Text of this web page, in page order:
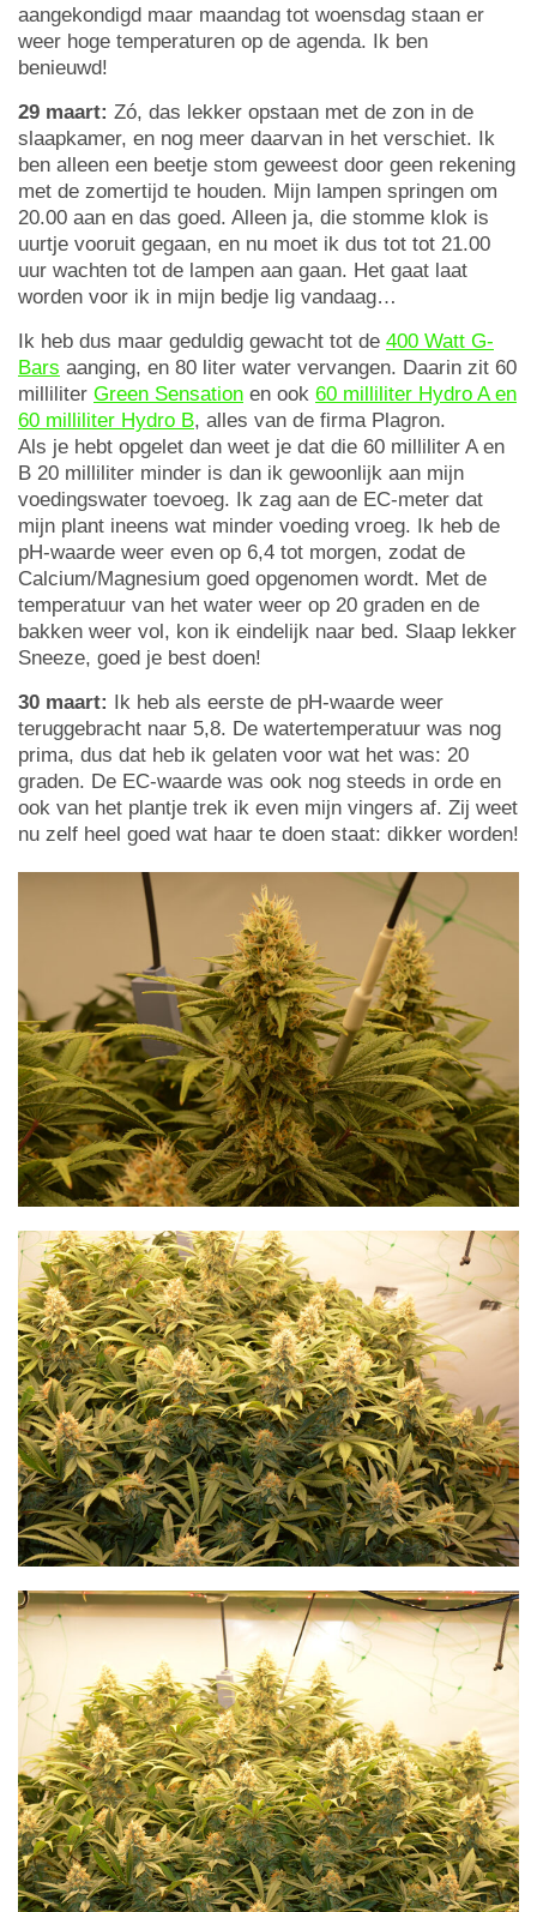
aangekondigd maar maandag tot woensdag staan er
weer hoge temperaturen op de agenda. Ik ben
benieuwd!
29 maart: Zó, das lekker opstaan met de zon in de
slaapkamer, en nog meer daarvan in het verschiet. Ik
ben alleen een beetje stom geweest door geen rekening
met de zomertijd te houden. Mijn lampen springen om
20.00 aan en das goed. Alleen ja, die stomme klok is
uurtje vooruit gegaan, en nu moet ik dus tot tot 21.00
uur wachten tot de lampen aan gaan. Het gaat laat
worden voor ik in mijn bedje lig vandaag…
Ik heb dus maar geduldig gewacht tot de 400 Watt G-
Bars aanging, en 80 liter water vervangen. Daarin zit 60
milliliter Green Sensation en ook 60 milliliter Hydro A en
60 milliliter Hydro B, alles van de firma Plagron.
Als je hebt opgelet dan weet je dat die 60 milliliter A en
B 20 milliliter minder is dan ik gewoonlijk aan mijn
voedingswater toevoeg. Ik zag aan de EC-meter dat
mijn plant ineens wat minder voeding vroeg. Ik heb de
pH-waarde weer even op 6,4 tot morgen, zodat de
Calcium/Magnesium goed opgenomen wordt. Met de
temperatuur van het water weer op 20 graden en de
bakken weer vol, kon ik eindelijk naar bed. Slaap lekker
Sneeze, goed je best doen!
30 maart: Ik heb als eerste de pH-waarde weer
teruggebracht naar 5,8. De watertemperatuur was nog
prima, dus dat heb ik gelaten voor wat het was: 20
graden. De EC-waarde was ook nog steeds in orde en
ook van het plantje trek ik even mijn vingers af. Zij weet
nu zelf heel goed wat haar te doen staat: dikker worden!